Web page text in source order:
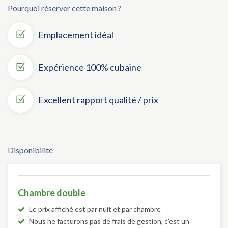
Pourquoi réserver cette maison ?
Emplacement idéal
Expérience 100% cubaine
Excellent rapport qualité / prix
Disponibilité
Chambre double
Le prix affiché est par nuit et par chambre
Nous ne facturons pas de frais de gestion, c’est un